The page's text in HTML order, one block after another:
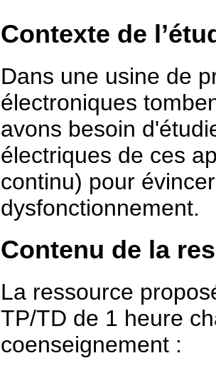
Contexte de
Dans une usine de
électroniques
avons besoin
électriques de ces
continu) pour
dysfonctionnement.
Contenu de la
La ressource
TP/TD de 1 heure
coenseignement :